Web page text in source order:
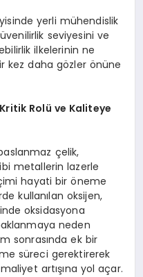
yerli mühendislik
seviyesini ve
ilkelerinin ne
kez daha gözler önüne
Rolü ve Kaliteye
çelik,
metallerin lazerle
hayati bir öneme
kullanılan oksijen,
oksidasyona
neden
sonrasında ek bir
süreci gerektirerek
artışına yol açar.